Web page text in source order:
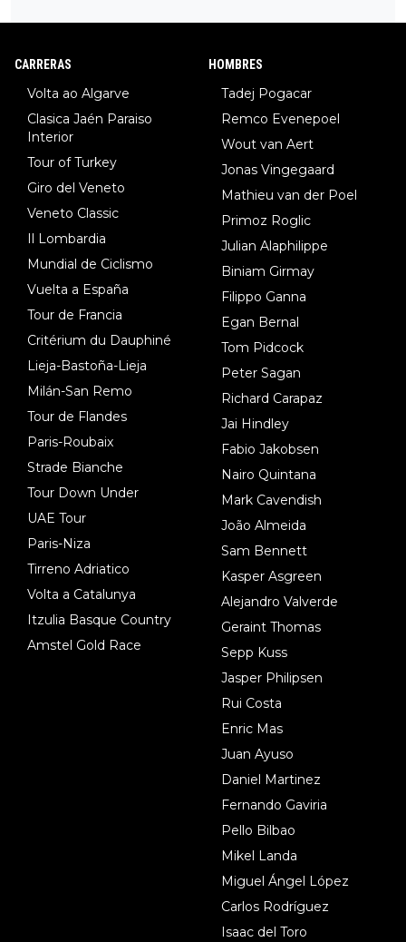
8.Lenny Martinez (Bahrein), 9. Van Belle (Visma), 10. Vacek (Li
CARRERAS
Volta ao Algarve
Clasica Jaén Paraiso
Interior
Tour of Turkey
Giro del Veneto
Veneto Classic
Il Lombardia
Mundial de Ciclismo
Vuelta a España
Tour de Francia
Critérium du Dauphiné
Lieja-Bastoña-Lieja
Milán-San Remo
Tour de Flandes
Paris-Roubaix
Strade Bianche
Tour Down Under
UAE Tour
Paris-Niza
Tirreno Adriatico
Volta a Catalunya
Itzulia Basque Country
Amstel Gold Race
HOMBRES
Tadej Pogacar
Remco Evenepoel
Wout van Aert
Jonas Vingegaard
Mathieu van der Poel
Primoz Roglic
Julian Alaphilippe
Biniam Girmay
Filippo Ganna
Egan Bernal
Tom Pidcock
Peter Sagan
Richard Carapaz
Jai Hindley
Fabio Jakobsen
Nairo Quintana
Mark Cavendish
João Almeida
Sam Bennett
Kasper Asgreen
Alejandro Valverde
Geraint Thomas
Sepp Kuss
Jasper Philipsen
Rui Costa
Enric Mas
Juan Ayuso
Daniel Martinez
Fernando Gaviria
Pello Bilbao
Mikel Landa
Miguel Ángel López
Carlos Rodríguez
Isaac del Toro